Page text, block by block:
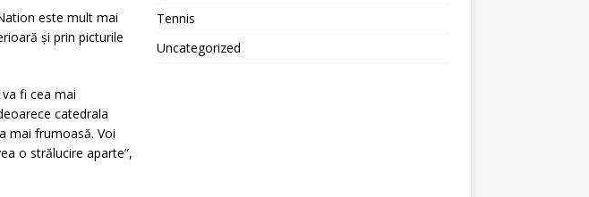
este mult mai
și prin picturile
fi cea mai
catedrala
mai frumoasă. Voi
o strălucire aparte”,
Tennis
Uncategorized